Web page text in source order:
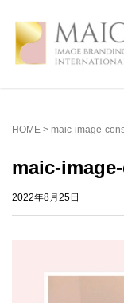
HOME > maic-image-
maic-
2022年8月25日